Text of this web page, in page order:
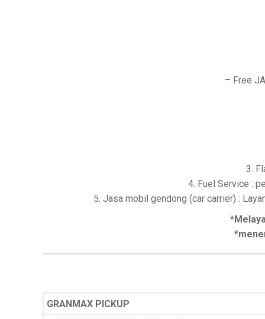
– Free
3.
4. Fuel Service :
5. Jasa mobil gendong (car carrier) :
GRANMAX PICKUP